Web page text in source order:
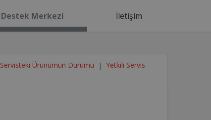
Destek Merkezi İletişim
Servisteki Ürünümün Durumu Yetkili Servis